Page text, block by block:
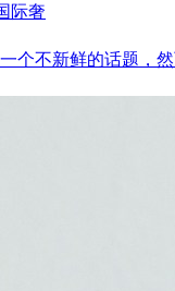
际奢
个不新鲜的话题，